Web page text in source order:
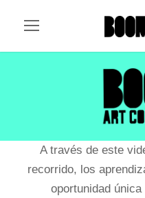
A través de este
recorrido, los
oportunidad